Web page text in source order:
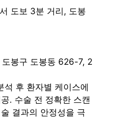
도보 3분 거리, 도봉
봉구 도봉동 626-7, 2
석 후 환자별 케이스에
. 수술 전 정확한 스캔
결과의 안정성을 극